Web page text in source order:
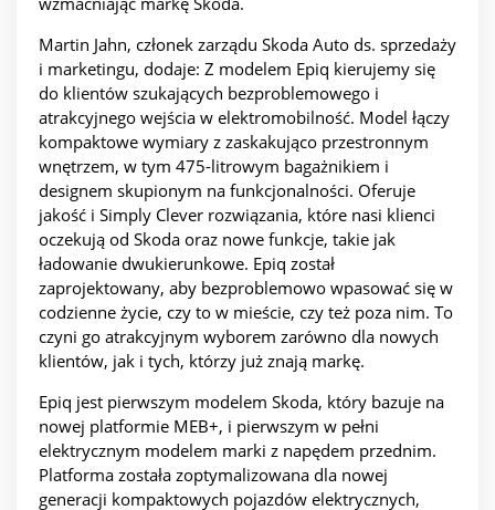
Martin Jahn, członek zarządu Skoda Auto ds. sprzedaży
i marketingu, dodaje: Z modelem Epiq kierujemy się
do klientów szukających bezproblemowego i
atrakcyjnego wejścia w elektromobilność. Model łączy
kompaktowe wymiary z zaskakująco przestronnym
wnętrzem, w tym 475-litrowym bagażnikiem i
designem skupionym na funkcjonalności. Oferuje
jakość i Simply Clever rozwiązania, które nasi klienci
oczekują od Skoda oraz nowe funkcje, takie jak
ładowanie dwukierunkowe. Epiq został
zaprojektowany, aby bezproblemowo wpasować się w
codzienne życie, czy to w mieście, czy też poza nim. To
czyni go atrakcyjnym wyborem zarówno dla nowych
klientów, jak i tych, którzy już znają markę.
Epiq jest pierwszym modelem Skoda, który bazuje na
nowej platformie MEB+, i pierwszym w pełni
elektrycznym modelem marki z napędem przednim.
Platforma została zoptymalizowana dla nowej
generacji kompaktowych pojazdów elektrycznych,